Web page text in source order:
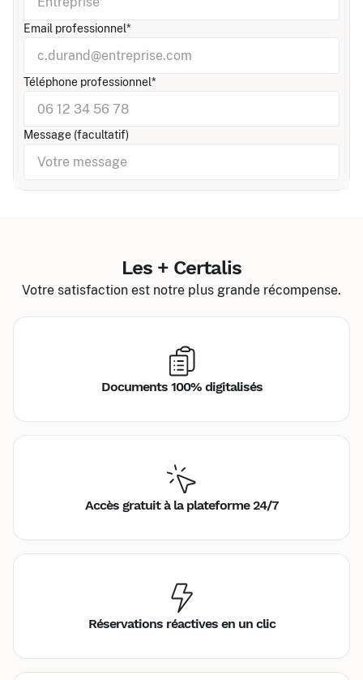
Email professionnel*
Téléphone professionnel*
Message (facultatif)
Les + Certalis
Votre satisfaction est notre plus grande récompense.
Documents 100% digitalisés
Accès gratuit à la plateforme 24/7
Réservations réactives en un clic